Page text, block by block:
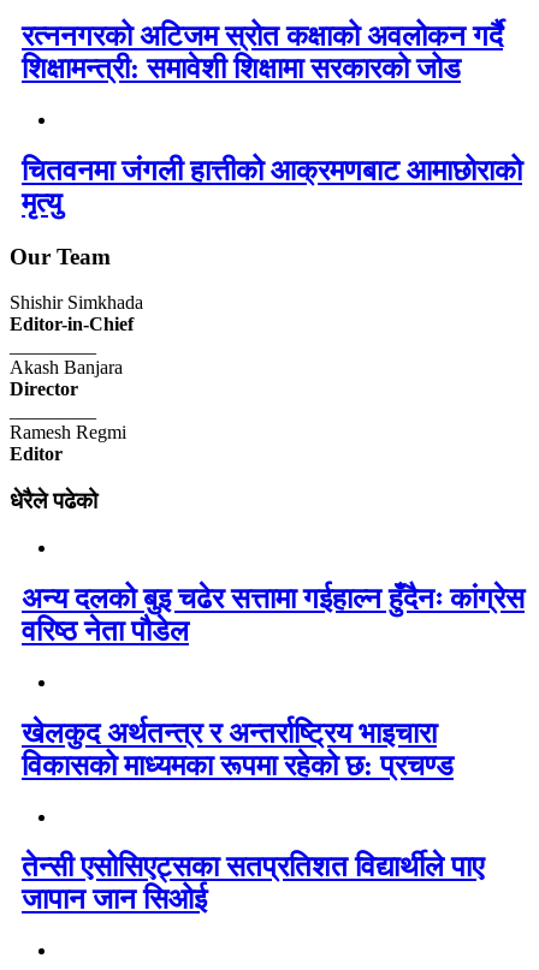
रत्ननगरको अटिजम स्रोत कक्षाको अवलोकन गर्दै
शिक्षामन्त्री: समावेशी शिक्षामा सरकारको जोड
चितवनमा जंगली हात्तीको आक्रमणबाट आमाछोराको
मृत्यु
Our Team
Shishir Simkhada
Editor-in-Chief
Akash Banjara
Director
Ramesh Regmi
Editor
धेरैले पढेको
अन्य दलको बुइ चढेर सत्तामा गईहाल्न हुँदैनः कांग्रेस
वरिष्ठ नेता पौडेल
खेलकुद अर्थतन्त्र र अन्तर्राष्ट्रिय भाइचारा
विकासको माध्यमका रूपमा रहेको छ: प्रचण्ड
तेन्सी एसोसिएट्सका सतप्रतिशत विद्यार्थीले पाए
जापान जान सिओई